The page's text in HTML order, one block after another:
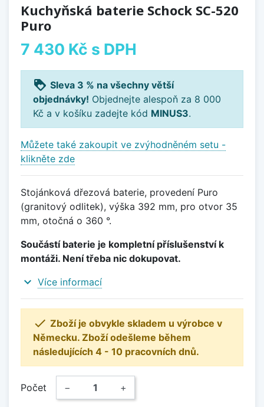
Kuchyňská baterie Schock SC-520
Puro
7 430 Kč s DPH
loyalty Sleva 3 % na všechny větší
objednávky! Objednejte alespoň za 8 000
Kč a v košíku zadejte kód MINUS3.
Můžete také zakoupit ve zvýhodněném setu -
klikněte zde
Stojánková dřezová baterie, provedení Puro
(granitový odlitek), výška 392 mm, pro otvor 35
mm, otočná o 360 °.
Součástí baterie je kompletní příslušenství k
montáži. Není třeba nic dokupovat.
expand_more Více informací
 Zboží je obvykle skladem u výrobce v
Německu. Zboží odešleme během
následujících 4 - 10 pracovních dnů.
Počet − +